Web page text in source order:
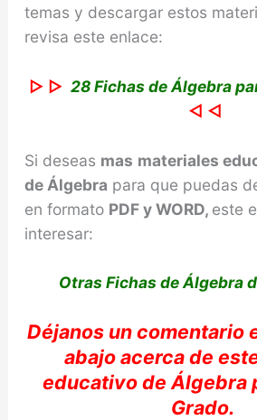
temas y descargar estos
revisa este enlace:
▷ ▷ 28 Fichas de Álgebra
◁ ◁
Si deseas mas materiales
de Álgebra para que puedas
en formato PDF y WORD, este
interesar:
Otras Fichas de Álgebra
Déjanos un comentario
abajo acerca de e
educativo de Álgebra
Grado.